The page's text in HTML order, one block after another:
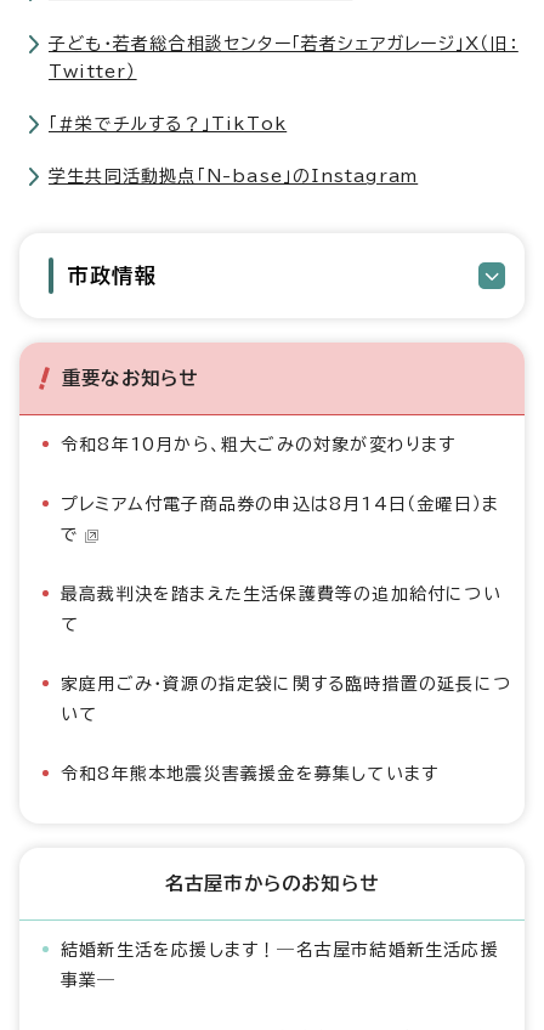
子ども・若者総合相談センター「若者シェアガレージ」X（旧：
Twitter）
「#栄でチルする？」TikTok
学生共同活動拠点「N-base」のInstagram
市政情報
重要なお知らせ
令和8年10月から、粗大ごみの対象が変わります
プレミアム付電子商品券の申込は8月14日（金曜日）ま
で
最高裁判決を踏まえた生活保護費等の追加給付につい
て
家庭用ごみ・資源の指定袋に関する臨時措置の延長につ
いて
令和8年熊本地震災害義援金を募集しています
名古屋市からのお知らせ
結婚新生活を応援します！―名古屋市結婚新生活応援
事業―